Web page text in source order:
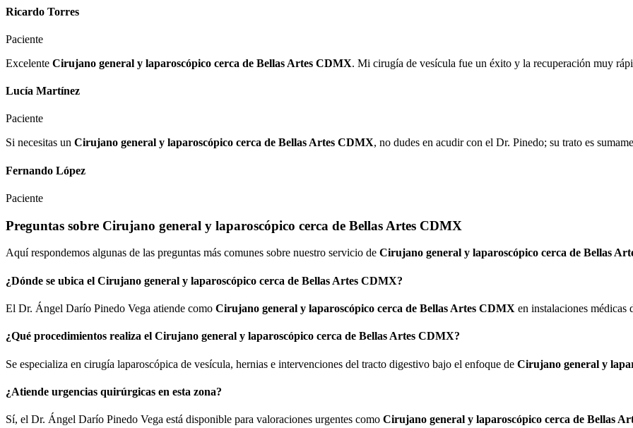
Ricardo Torres
Paciente
Excelente Cirujano general y laparoscópico cerca de Bellas Artes CDMX. Mi cirugía de vesícula fue un éxito y la recuperación muy
Lucía Martínez
Paciente
Si necesitas un Cirujano general y laparoscópico cerca de Bellas Artes CDMX, no dudes en acudir con el Dr. Pinedo; su trato es
Fernando López
Paciente
Preguntas sobre Cirujano general y laparoscópico cerca de Bellas Artes CDMX
Aquí respondemos algunas de las preguntas más comunes sobre nuestro servicio de Cirujano general y laparoscópico cerca de Bellas
¿Dónde se ubica el Cirujano general y laparoscópico cerca de Bellas Artes CDMX?
El Dr. Ángel Darío Pinedo Vega atiende como Cirujano general y laparoscópico cerca de Bellas Artes CDMX en instalaciones
¿Qué procedimientos realiza el Cirujano general y laparoscópico cerca de Bellas Artes CDMX?
Se especializa en cirugía laparoscópica de vesícula, hernias e intervenciones del tracto digestivo bajo el enfoque de Cirujano general y
¿Atiende urgencias quirúrgicas en esta zona?
Sí, el Dr. Ángel Darío Pinedo Vega está disponible para valoraciones urgentes como Cirujano general y laparoscópico cerca de Bellas